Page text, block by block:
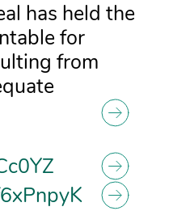
has held the
for
from